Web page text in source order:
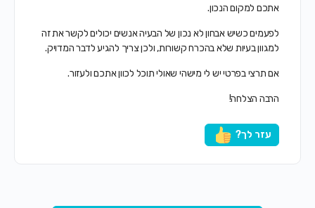
אתכם למקום הנכון.
לפעמים כשיש אבחון לא נכון של הבעיה אנשים יכולים לקשר את זה
למגוון בעיות שלא בהכרח קשורות, ולכן צריך להגיע לדבר המדויק.
אם תרצי בפרטי יש לי מישהי שאולי תוכל לכוון אתכם ולעזור.
הרבה הצלחה!
עזר לך?